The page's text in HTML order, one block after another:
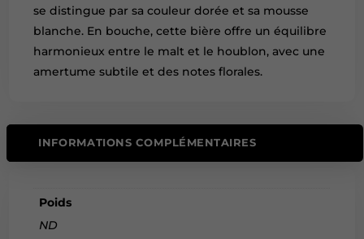
se distingue par sa couleur dorée et sa mousse
blanche. En bouche, cette bière offre un équilibre
harmonieux entre le malt et le houblon, avec une
amertume subtile et des notes florales.
INFORMATIONS COMPLÉMENTAIRES
Poids
ND